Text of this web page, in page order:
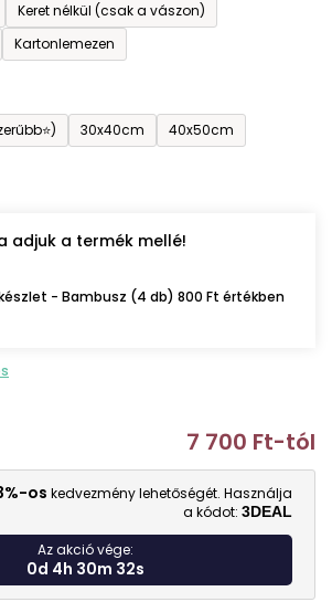
Keret nélkül (csak a vászon)
Kartonlemezen
30x40cm
40x50cm
adjuk a termék mellé!
- Bambusz (4 db) 800 Ft értékben
7 700 Ft-tól
os kedvezmény lehetőségét. Használja
a kódot: 3DEAL
Az akció vége:
0d 4h 30m 31s